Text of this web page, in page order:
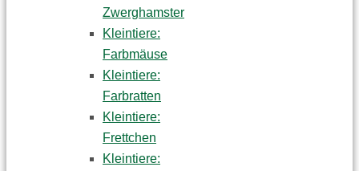
Zwerghamster
Kleintiere:
Farbmäuse
Kleintiere:
Farbratten
Kleintiere:
Frettchen
Kleintiere: